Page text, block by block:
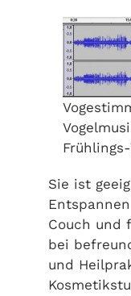
Sie ist
Couch und
bei
und